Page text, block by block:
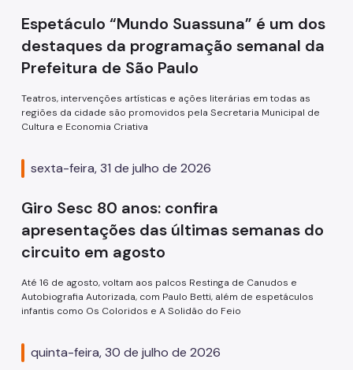
Spcine
Espetáculo “Mundo Suassuna” é um dos
destaques da programação semanal da
Prefeitura de São Paulo
Teatros, intervenções artísticas e ações literárias em todas as
regiões da cidade são promovidos pela Secretaria Municipal de
Cultura e Economia Criativa
sexta-feira, 31 de julho de 2026
Giro Sesc 80 anos: confira
apresentações das últimas semanas do
circuito em agosto
Até 16 de agosto, voltam aos palcos Restinga de Canudos e
Autobiografia Autorizada, com Paulo Betti, além de espetáculos
infantis como Os Coloridos e A Solidão do Feio
quinta-feira, 30 de julho de 2026